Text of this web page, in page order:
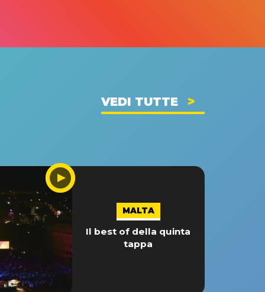
VEDI TUTTE
MALTA
Il best of della quinta
tappa